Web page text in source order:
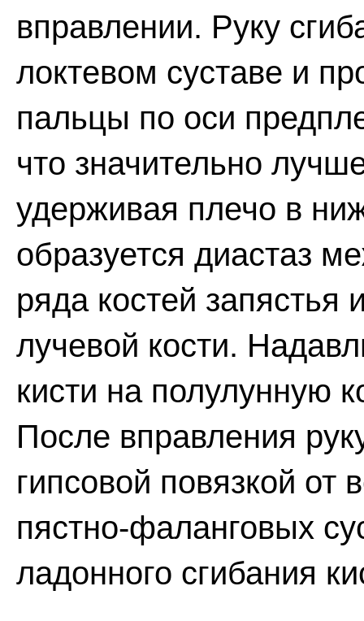
вправлении. Руку
локтевом суставе и
пальцы по оси
что значительно
удерживая плечо в
образуется диастаз
ряда костей
лучевой кости.
кисти на полулунную
После вправления
гипсовой повязкой от
пястно-фаланговых
ладонного сгибания